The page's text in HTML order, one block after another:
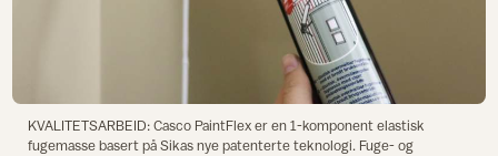
KVALITETSARBEID: Casco PaintFlex er en 1-komponent elastisk
fugemasse basert på Sikas nye patenterte teknologi. Fuge- og